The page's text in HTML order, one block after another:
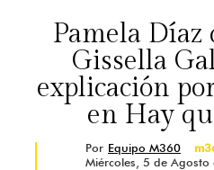
Pamela
Gissella
explicación
en Hay
Por Equipo M360
Miércoles, 5 de Agosto